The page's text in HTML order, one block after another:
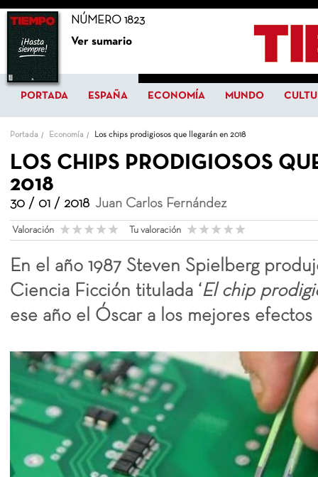
NÚMERO 1823
Ver sumario
PORTADA ESPAÑA ECONOMÍA MUNDO
Portada Economía Los chips prodigiosos que llegarán en 2018
LOS CHIPS PRODIGIOSOS
2018
30 / 01 / 2018 Juan Carlos Fernández
Valoración Tu valoración
En el año 1987 Steven Spielberg
Ciencia Ficción titulada ‘El chip
ese año el Óscar a los mejores